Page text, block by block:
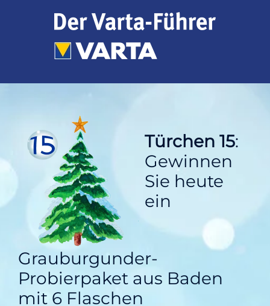
Türchen 15:
Gewinnen
Sie heute
ein
Grauburgunder-
Probierpaket aus Baden
mit 6 Flaschen